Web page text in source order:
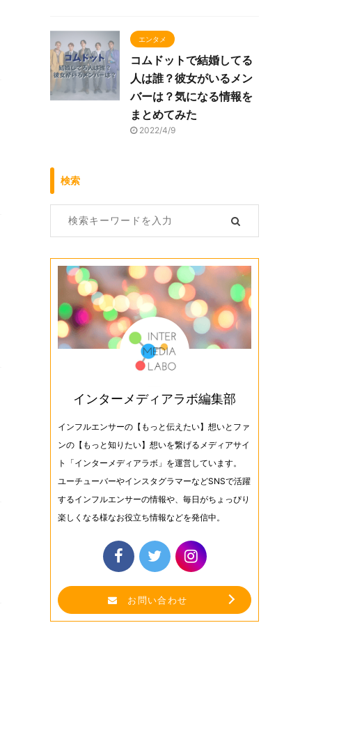
エンタメ
コムドットで結婚してる
人は誰？彼女がいるメン
バーは？気になる情報を
まとめてみた
2022/4/9
検索
インターメディアラボ編集部
インフルエンサーの【もっと伝えたい】想いとファ
ンの【もっと知りたい】想いを繋げるメディアサイ
ト「インターメディアラボ」を運営しています。
ユーチューバーやインスタグラマーなどSNSで活躍
するインフルエンサーの情報や、毎日がちょっぴり
楽しくなる様なお役立ち情報などを発信中。
お問い合わせ